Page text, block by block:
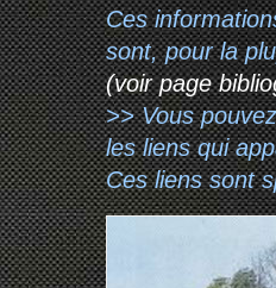
Ces
sont, pour la
(voir page
>> Vous
les liens qui
Ces liens sont